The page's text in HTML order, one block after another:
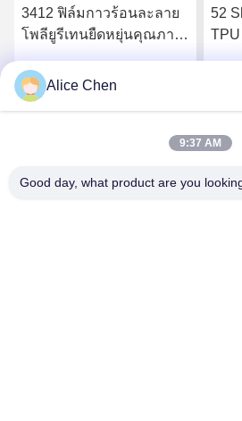
3412 ฟิล์มกาวร้อนละลาย
โพลียูรีเทนยืดหยุ่นคุณภาพ
52
Alice Chen
9:37 AM
Good day, what product are you